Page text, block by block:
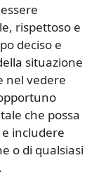
rispettoso e
deciso e
situazione
nel vedere
che possa
includere
o di qualsiasi